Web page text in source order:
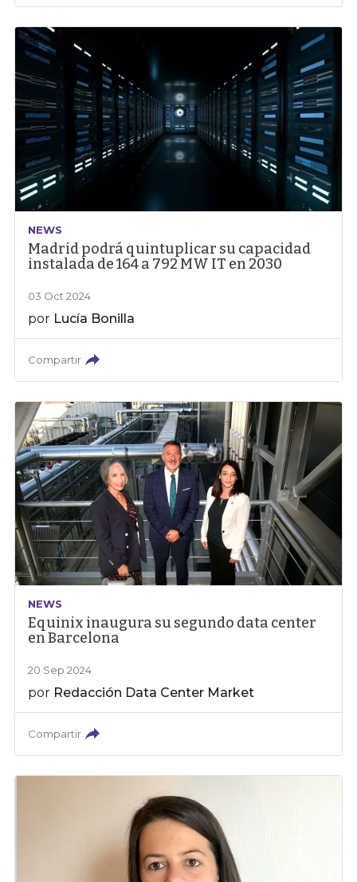
NEWS
Madrid podrá quintuplicar su capacidad
instalada de 164 a 792 MW IT en 2030
03 Oct 2024
por Lucía Bonilla
Compartir
NEWS
Equinix inaugura su segundo data center
en Barcelona
20 Sep 2024
por Redacción Data Center Market
Compartir